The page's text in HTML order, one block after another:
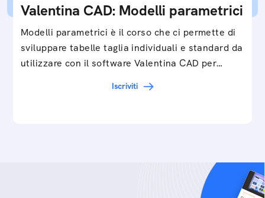
Valentina CAD: Modelli parametrici
Modelli parametrici è il corso che ci permette di
sviluppare tabelle taglia individuali e standard da
utilizzare con il software Valentina CAD per…
Iscriviti